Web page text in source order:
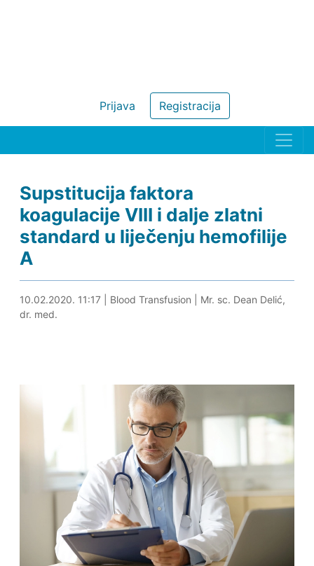
Registracija
Prijava
Supstitucija faktora
koagulacije VIII i dalje zlatni
standard u liječenju hemofilije
A
10.02.2020. 21:29
10.02.2020. 11:17| Blood Transfusion
Mr. sc. Dean Delić,
dr. med.